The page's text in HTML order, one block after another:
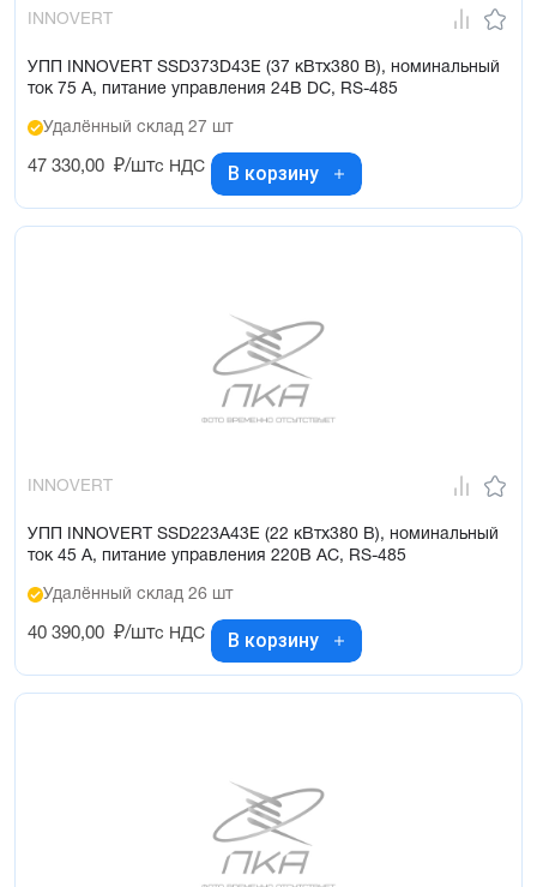
INNOVERT
УПП INNOVERT SSD373D43E (37 кВтx380 В), номинальный
ток 75 А, питание управления 24В DC, RS-485
Удалённый склад 27 шт
47 330,00 ₽/штс НДС В корзину
INNOVERT
УПП INNOVERT SSD223A43E (22 кВтx380 В), номинальный
ток 45 А, питание управления 220В AC, RS-485
Удалённый склад 26 шт
40 390,00 ₽/штс НДС В корзину